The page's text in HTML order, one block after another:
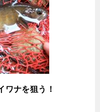
ワナを狙う！